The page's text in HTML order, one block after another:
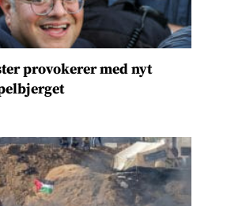
provokerer med nyt